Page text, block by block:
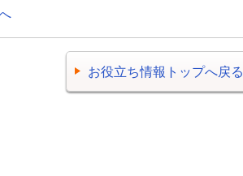
お役立ち情報トップへ戻る